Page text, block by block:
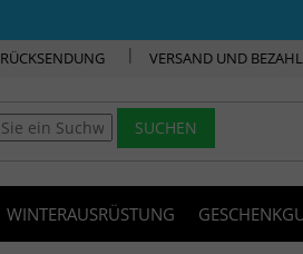
RÜCKSENDUNG VERSAND UND
SUCHEN
WINTERAUSRÜSTUNG